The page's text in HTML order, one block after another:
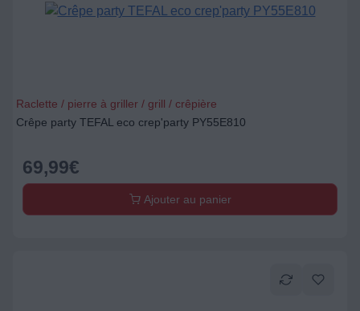
Raclette / pierre à griller / grill / crêpière
Crêpe party TEFAL eco crep'party PY55E810
69,99€
Ajouter au panier